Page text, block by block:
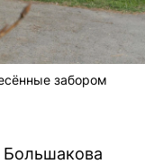
забором